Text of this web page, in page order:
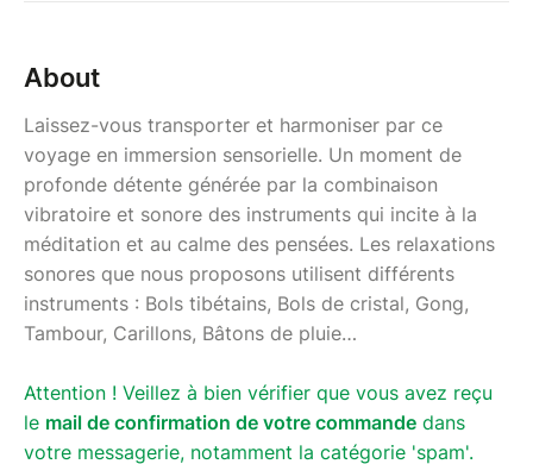
About
Laissez-vous transporter et harmoniser par ce
voyage en immersion sensorielle. Un moment de
profonde détente générée par la combinaison
vibratoire et sonore des instruments qui incite à la
méditation et au calme des pensées. Les relaxations
sonores que nous proposons utilisent différents
instruments : Bols tibétains, Bols de cristal, Gong,
Tambour, Carillons, Bâtons de pluie…
Attention ! Veillez à bien vérifier que vous avez reçu
le mail de confirmation de votre commande dans
votre messagerie, notamment la catégorie 'spam'.